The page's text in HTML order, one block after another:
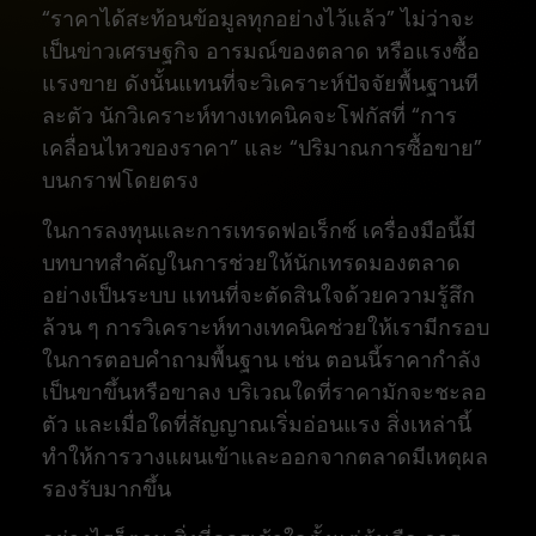
“ราคาได้สะท้อนข้อมูลทุกอย่างไว้แล้ว” ไม่ว่าจะ
เป็นข่าวเศรษฐกิจ อารมณ์ของตลาด หรือแรงซื้อ
แรงขาย ดังนั้นแทนที่จะวิเคราะห์ปัจจัยพื้นฐานที
ละตัว นักวิเคราะห์ทางเทคนิคจะโฟกัสที่ “การ
เคลื่อนไหวของราคา” และ “ปริมาณการซื้อขาย”
บนกราฟโดยตรง
ในการลงทุนและการเทรดฟอเร็กซ์ เครื่องมือนี้มี
บทบาทสำคัญในการช่วยให้นักเทรดมองตลาด
อย่างเป็นระบบ แทนที่จะตัดสินใจด้วยความรู้สึก
ล้วน ๆ การวิเคราะห์ทางเทคนิคช่วยให้เรามีกรอบ
ในการตอบคำถามพื้นฐาน เช่น ตอนนี้ราคากำลัง
เป็นขาขึ้นหรือขาลง บริเวณใดที่ราคามักจะชะลอ
ตัว และเมื่อใดที่สัญญาณเริ่มอ่อนแรง สิ่งเหล่านี้
ทำให้การวางแผนเข้าและออกจากตลาดมีเหตุผล
รองรับมากขึ้น